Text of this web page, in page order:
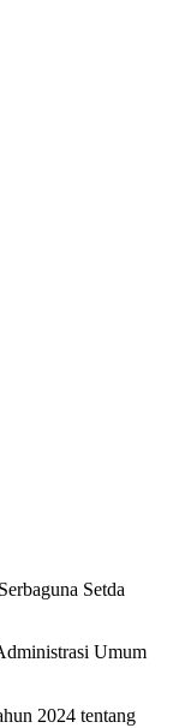
Setda
Umum
2024 tentang